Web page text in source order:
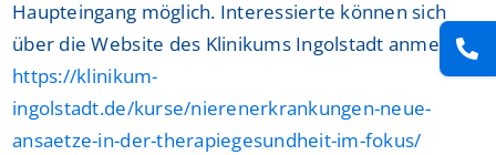
Haupteingang möglich. Interessierte können sich
über die Website des Klinikums Ingolstadt anmelden:
https://klinikum-
ingolstadt.de/kurse/nierenerkrankungen-neue-
ansaetze-in-der-therapiegesundheit-im-fokus/